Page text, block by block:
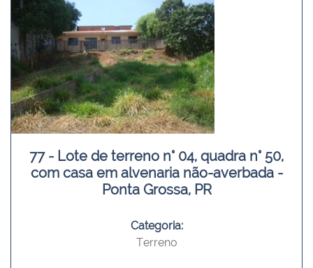
77 - Lote de terreno n° 04, quadra n° 50,
com casa em alvenaria não-averbada -
Ponta Grossa, PR
Categoria:
Terreno